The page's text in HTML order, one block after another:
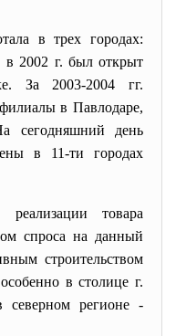
в трех городах:
в 2002 г. был открыт
За 2003-2004 гг.
в Павлодаре,
сегодняшний день
в 11-ти городах
товара
спроса на данный
строительством
в столице г.
северном регионе -